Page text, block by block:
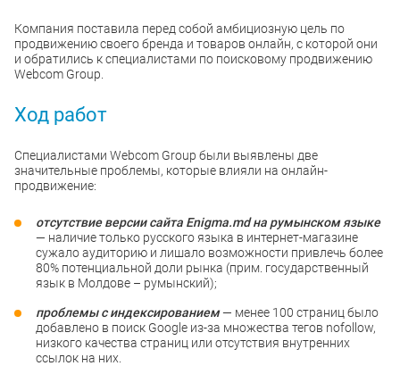
Компания поставила перед собой амбициозную цель по
продвижению своего бренда и товаров онлайн, с которой они
и обратились к специалистами по поисковому продвижению
Webcom Group.
Ход работ
Специалистами Webcom Group были выявлены две
значительные проблемы, которые влияли на онлайн-
продвижение:
отсутствие версии сайта Enigma.md на румынском языке
— наличие только русского языка в интернет-магазине
сужало аудиторию и лишало возможности привлечь более
80% потенциальной доли рынка (прим. государственный
язык в Молдове – румынский);
проблемы с индексированием— менее 100 страниц было
добавлено в поиск Google из-за множества тегов nofollow,
низкого качества страниц или отсутствия внутренних
ссылок на них.